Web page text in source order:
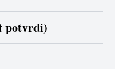
potvrdi)